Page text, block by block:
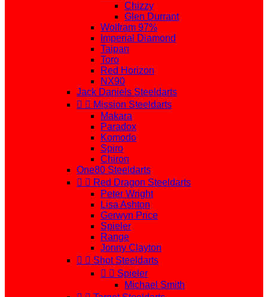
Chizzy
Glen Durrant
Wolfram 97%
Imperial Diamond
Taipan
Toro
Red Horizon
NX90
Jack Daniels Steeldarts
  Mission Steeldarts
Makara
Paradox
Komodo
Spiro
Chiron
One80 Steeldarts
  Red Dragon Steeldarts
Peter Wright
Lisa Ashton
Gerwyn Price
Spieler
Range
Jonny Clayton
  Shot Steeldarts
  Spieler
Michael Smith